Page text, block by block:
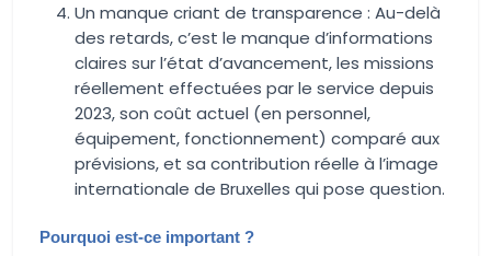
Un manque criant de transparence : Au-delà
des retards, c’est le manque d’informations
claires sur l’état d’avancement, les missions
réellement effectuées par le service depuis
2023, son coût actuel (en personnel,
équipement, fonctionnement) comparé aux
prévisions, et sa contribution réelle à l’image
internationale de Bruxelles qui pose question.
Pourquoi est-ce important ?